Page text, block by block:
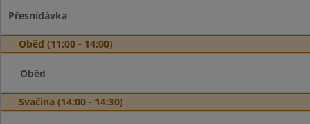
Přesnídávka
Oběd (11:00 - 14:00)
Oběd
Svačina (14:00 - 14:30)